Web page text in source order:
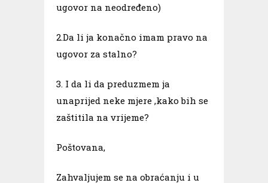
ugovor na neodređeno)
2.Da li ja konačno imam pravo na
ugovor za stalno?
3. I da li da preduzmem ja
unaprijed neke mjere ,kako bih se
zaštitila na vrijeme?
Poštovana,
Zahvaljujem se na obraćanju i u